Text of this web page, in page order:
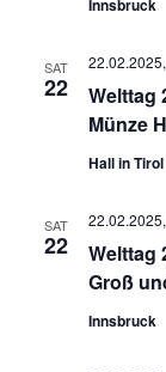
Innsbruck
SAT
22
Welttag
Münze
Hall in Tirol
SAT
22
Welttag
Groß
Innsbruck